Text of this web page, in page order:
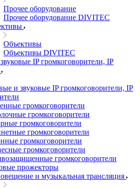
Прочее оборудование
Прочее оборудование DIVITEC
Объективы
Объективы DIVITEC
IP громкоговорители, IP
и звуковые IP громкоговорители, IP
громкоговорители
громкоговорители
громкоговорители
громкоговорители
громкоговорители
громкоговорители
громкоговорители
прожекторы
и музыкальная трансляция